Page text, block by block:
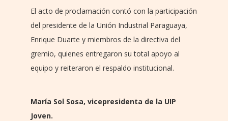
El acto de proclamación contó con la participación
del presidente de la Unión Industrial Paraguaya,
Enrique Duarte y miembros de la directiva del
gremio, quienes entregaron su total apoyo al
equipo y reiteraron el respaldo institucional.
María Sol Sosa, vicepresidenta de la UIP
Joven.